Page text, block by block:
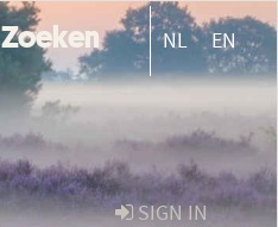
Zoeken NL EN
SIGN IN